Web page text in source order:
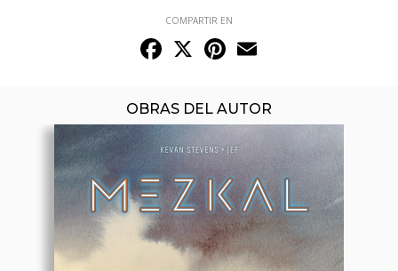
COMPARTIR EN
Facebook
X Pinterest
OBRAS DEL AUTOR